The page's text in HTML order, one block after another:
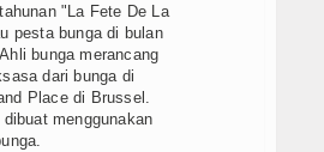
"La Fete De La
pesta bunga di bulan
bunga merancang
dari bunga di
Place di Brussel.
dibuat menggunakan